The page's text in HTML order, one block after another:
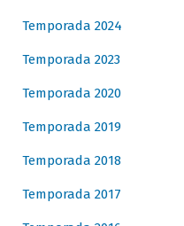
Temporada 2024
Temporada 2023
Temporada 2020
Temporada 2019
Temporada 2018
Temporada 2017